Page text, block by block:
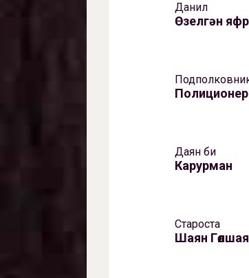
Данил
Өзелгән
Полиционер
Даян би
Карурман
Староста
Шаян